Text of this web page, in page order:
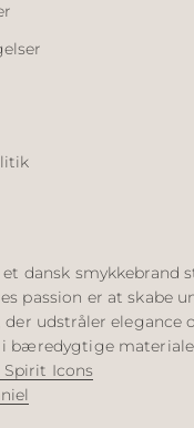
dansk smykkebrand
passion er at skabe
udstråler elegance
bæredygtige
Icons